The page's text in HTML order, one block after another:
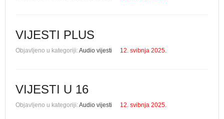
VIJESTI PLUS
Objavljeno u kategoriji:Audio vijesti 12. svibnja 2025.
VIJESTI U 16
Objavljeno u kategoriji:Audio vijesti 12. svibnja 2025.